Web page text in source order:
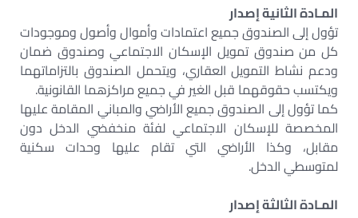
المـادة الثانية إصدار
تؤول إلى الصندوق جميع اعتمادات وأموال وأصول وموجودات
كل من صندوق تمويل الإسكان الاجتماعي وصندوق ضمان
ودعم نشاط التمويل العقاري، ويتحمل الصندوق بالتزاماتهما
ويكتسب حقوقهما قبل الغير في جميع مراكزهما القانونية.
كما تؤول إلى الصندوق جميع الأراضي والمباني المقامة عليها
المخصصة للإسكان الاجتماعي لفئة منخفضي الدخل دون
مقابل، وكذا الأراضي التي تقام عليها وحدات سكنية
لمتوسطي الدخل.
المـادة الثالثة إصدار